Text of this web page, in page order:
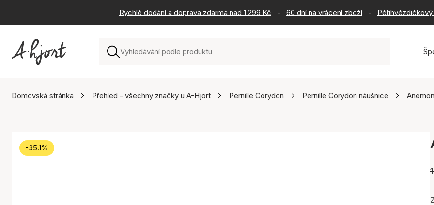
Rychlé dodání a doprava zdarma nad 1 299 Kč - 60 dní na vrácení zboží -
Domovská stránka Přehled - všechny značky u A-Hjort Pernille Corydon Pernille Corydon náušnice
-35.1%